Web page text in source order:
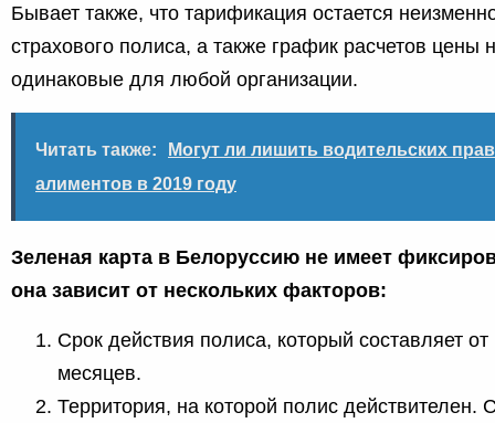
Бывает также, что тарификация остается
страхового полиса, а также график расчетов цены
одинаковые для любой организации.
Читать также:
Могут ли лишить водительских
алиментов в 2019 году
Зеленая карта в Белоруссию не имеет
она зависит от нескольких факторов:
Срок действия полиса, который составляет
месяцев.
Территория, на которой полис действителен.